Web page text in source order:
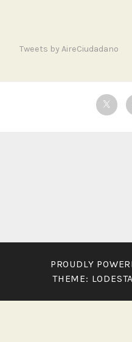
Tweets by AireCiudadano
PROUDLY
THEME: